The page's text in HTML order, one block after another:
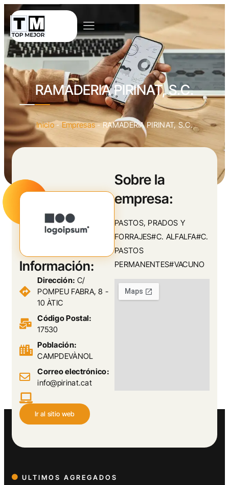
RAMADERIA PIRINAT, S.C.
Inicio-Empresas-RAMADERIA PIRINAT, S.C.
Sobre la
empresa:
PASTOS, PRADOS Y
FORRAJES#C. ALFALFA#C.
PASTOS
PERMANENTES#VACUNO
Información:
Dirección: C/
POMPEU FABRA, 8 -
10 ÀTIC
Código Postal:
17530
Población:
CAMPDEVÀNOL
Correo electrónico:
info@pirinat.cat
Ir al sitio web
ULTIMOS AGREGADOS